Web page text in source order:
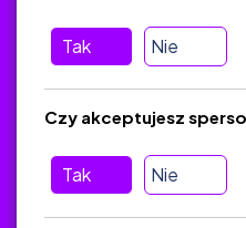
Pomoc
wiadomość nie trafiła do folderu
Tak Nie
Tak Nie
Czy akceptujesz